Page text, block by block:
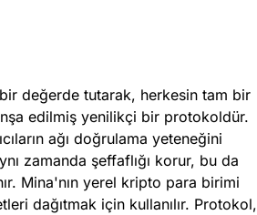
değerde tutarak, herkesin tam bir
edilmiş yenilikçi bir protokoldür.
ağı doğrulama yeteneğini
zamanda şeffaflığı korur, bu da
Mina'nın yerel kripto para birimi
dağıtmak için kullanılır. Protokol,